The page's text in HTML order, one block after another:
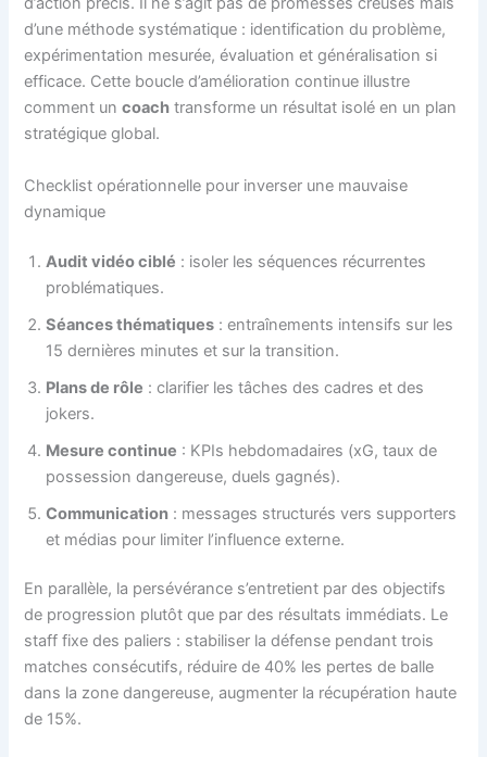
d’une méthode systématique : identification du problème,
expérimentation mesurée, évaluation et généralisation si
efficace. Cette boucle d’amélioration continue illustre
comment uncoach transforme un résultat isolé en un plan
stratégique global.
Checklist opérationnelle pour inverser une mauvaise
dynamique
Audit vidéo ciblé : isoler les séquences récurrentes
problématiques.
Séances thématiques : entraînements intensifs sur les
15 dernières minutes et sur la transition.
Plans de rôle : clarifier les tâches des cadres et des
jokers.
Mesure continue : KPIs hebdomadaires (xG, taux de
possession dangereuse, duels gagnés).
Communication : messages structurés vers supporters
et médias pour limiter l’influence externe.
En parallèle, la persévérance s’entretient par des objectifs
de progression plutôt que par des résultats immédiats. Le
staff fixe des paliers : stabiliser la défense pendant trois
matches consécutifs, réduire de 40% les pertes de balle
dans la zone dangereuse, augmenter la récupération haute
de 15%.